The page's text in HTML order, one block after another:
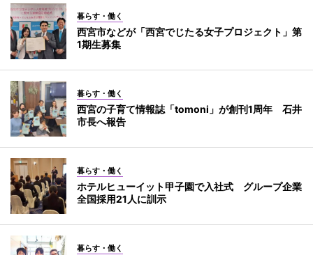
暮らす・働く
西宮市などが「西宮でじたる女子プロジェクト」第
1期生募集
暮らす・働く
西宮の子育て情報誌「tomoni」が創刊1周年 石井
市長へ報告
暮らす・働く
ホテルヒューイット甲子園で入社式 グループ企業
全国採用21人に訓示
暮らす・働く